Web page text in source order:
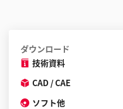
ダウンロード
技術資料
CAD / CAE
ソフト他